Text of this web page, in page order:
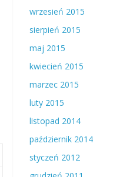
wrzesień 2015
sierpień 2015
maj 2015
kwiecień 2015
marzec 2015
luty 2015
listopad 2014
październik 2014
styczeń 2012